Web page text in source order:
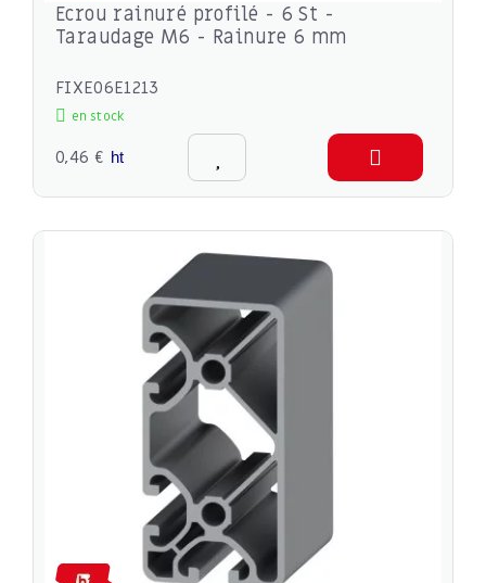
Ecrou rainuré profilé - 6 St -
Taraudage M6 - Rainure 6 mm
FIXE06E1213
en stock
0,46 € ht